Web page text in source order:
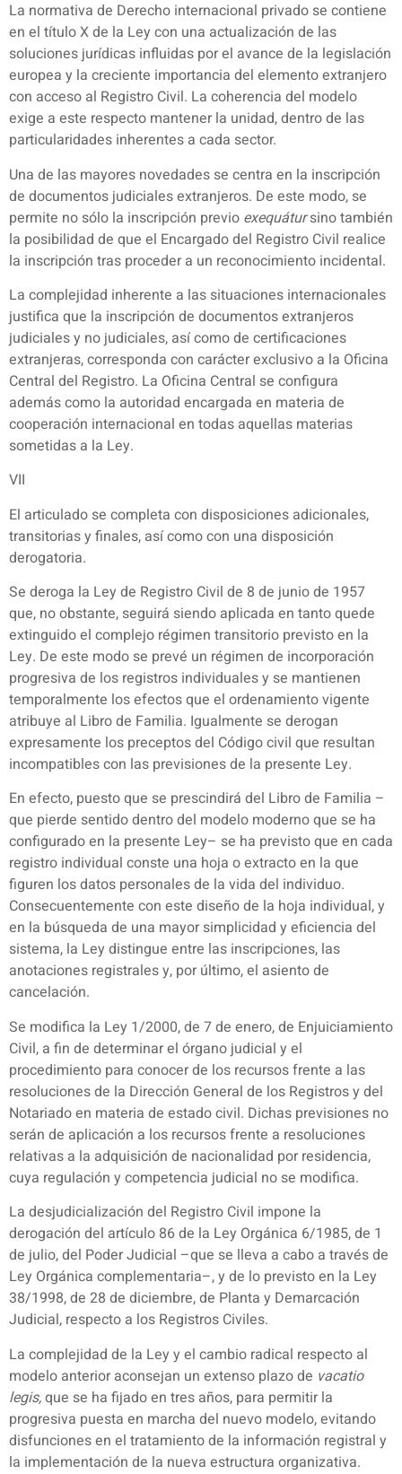
La normativa de Derecho internacional privado se contiene
en el título X de la Ley con una actualización de las
soluciones jurídicas influidas por el avance de la legislación
europea y la creciente importancia del elemento extranjero
con acceso al Registro Civil. La coherencia del modelo
exige a este respecto mantener la unidad, dentro de las
particularidades inherentes a cada sector.
Una de las mayores novedades se centra en la inscripción
de documentos judiciales extranjeros. De este modo, se
permite no sólo la inscripción previo exequátursino también
la posibilidad de que el Encargado del Registro Civil realice
la inscripción tras proceder a un reconocimiento incidental.
La complejidad inherente a las situaciones internacionales
justifica que la inscripción de documentos extranjeros
judiciales y no judiciales, así como de certificaciones
extranjeras, corresponda con carácter exclusivo a la Oficina
Central del Registro. La Oficina Central se configura
además como la autoridad encargada en materia de
cooperación internacional en todas aquellas materias
sometidas a la Ley.
VII
El articulado se completa con disposiciones adicionales,
transitorias y finales, así como con una disposición
derogatoria.
Se deroga la Ley de Registro Civil de 8 de junio de 1957
que, no obstante, seguirá siendo aplicada en tanto quede
extinguido el complejo régimen transitorio previsto en la
Ley. De este modo se prevé un régimen de incorporación
progresiva de los registros individuales y se mantienen
temporalmente los efectos que el ordenamiento vigente
atribuye al Libro de Familia. Igualmente se derogan
expresamente los preceptos del Código civil que resultan
incompatibles con las previsiones de la presente Ley.
En efecto, puesto que se prescindirá del Libro de Familia –
que pierde sentido dentro del modelo moderno que se ha
configurado en la presente Ley– se ha previsto que en cada
registro individual conste una hoja o extracto en la que
figuren los datos personales de la vida del individuo.
Consecuentemente con este diseño de la hoja individual, y
en la búsqueda de una mayor simplicidad y eficiencia del
sistema, la Ley distingue entre las inscripciones, las
anotaciones registrales y, por último, el asiento de
cancelación.
Se modifica la Ley 1/2000, de 7 de enero, de Enjuiciamiento
Civil, a fin de determinar el órgano judicial y el
procedimiento para conocer de los recursos frente a las
resoluciones de la Dirección General de los Registros y del
Notariado en materia de estado civil. Dichas previsiones no
serán de aplicación a los recursos frente a resoluciones
relativas a la adquisición de nacionalidad por residencia,
cuya regulación y competencia judicial no se modifica.
La desjudicialización del Registro Civil impone la
derogación del artículo 86 de la Ley Orgánica 6/1985, de 1
de julio, del Poder Judicial –que se lleva a cabo a través de
Ley Orgánica complementaria–, y de lo previsto en la Ley
38/1998, de 28 de diciembre, de Planta y Demarcación
Judicial, respecto a los Registros Civiles.
La complejidad de la Ley y el cambio radical respecto al
modelo anterior aconsejan un extenso plazo de vacatio
legis,que se ha fijado en tres años, para permitir la
progresiva puesta en marcha del nuevo modelo, evitando
disfunciones en el tratamiento de la información registral y
la implementación de la nueva estructura organizativa.